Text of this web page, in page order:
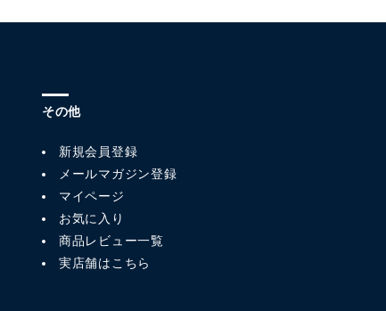
その他
新規会員登録
メールマガジン登録
マイページ
お気に入り
商品レビュー一覧
実店舗はこちら